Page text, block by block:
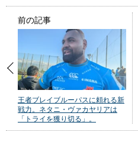
前の記事
王者ブレイブルーパスに頼れる新
戦力。ネタニ・ヴァカヤリアは
「トライを獲り切る」。